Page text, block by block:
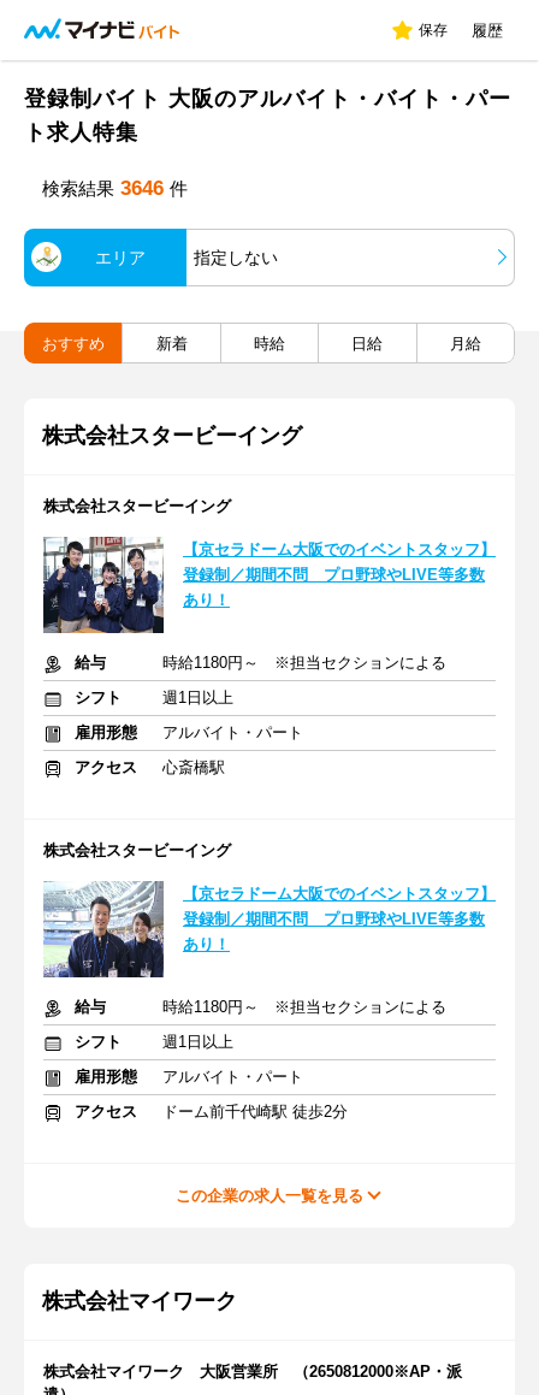
保存 履歴
登録制バイト 大阪のアルバイト・バイト・パー
ト求人特集
検索結果 3646 件
エリア 指定しない
おすすめ 新着 時給 日給 月給
株式会社スタービーイング
株式会社スタービーイング
【京セラドーム大阪でのイベントスタッフ】
登録制／期間不問 プロ野球やLIVE等多数
あり！
給与
時給1180円～ ※担当セクションによる
シフト
週1日以上
雇用形態
アルバイト・パート
アクセス
心斎橋駅
株式会社スタービーイング
【京セラドーム大阪でのイベントスタッフ】
登録制／期間不問 プロ野球やLIVE等多数
あり！
給与
時給1180円～ ※担当セクションによる
シフト
週1日以上
雇用形態
アルバイト・パート
アクセス
ドーム前千代崎駅 徒歩2分
この企業の求人一覧を見る
株式会社マイワーク
株式会社マイワーク 大阪営業所 （2650812000※AP・派